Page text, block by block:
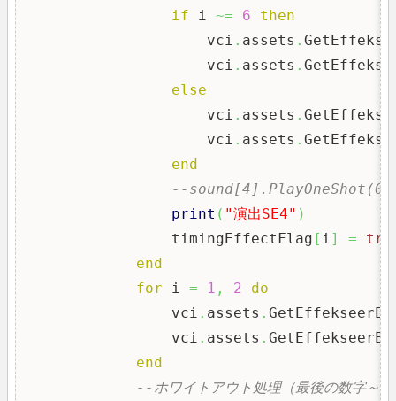
if i ~= 6
then
                    vci
. assets .
                    vci
. assets .
else
                    vci
. assets .
                    vci
. assets .
end
--
print ( "演出SE4" )
                timingEffectFlag
[ i] =
end
for i = 1 , 2
do
                vci
. assets .
                vci
. assets .
end
--ホワイトアウト処理（最後の数字～